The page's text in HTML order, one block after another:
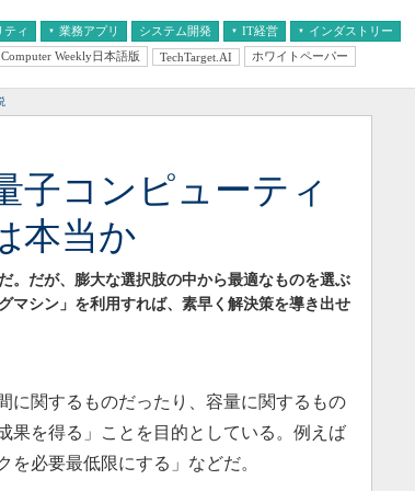
ティ 業務アプリ システム開発 IT経営
経営とIT
インダストリー
医療IT
Computer Weekly日本語版 TechTarget.AI ホワイトペーパー
子コンピューティ
本当か
。だが、膨大な選択肢の中から最適なものを選ぶ
マシン」を利用すれば、素早く解決策を導き出せ
関するものだったり、容量に関するもの
果を得る」ことを目的としている。例えば
を必要最低限にする」などだ。